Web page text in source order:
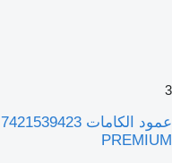
3
PREMIUM